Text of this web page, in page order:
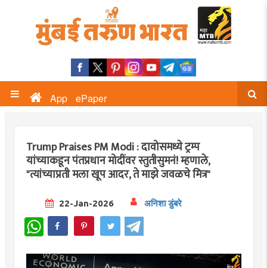
App ePaper
Trump Praises PM Modi : दावोसमध्ये ट्रम्प
यांच्याकडून पंतप्रधान मोदींवर स्तुतीसुमनं! म्हणाले,
"त्यांच्याप्रती मला खूप आदर, ते माझे जवळचे मित्र"
22-Jan-2026 अनिशा डुंबरे
WhatsApp